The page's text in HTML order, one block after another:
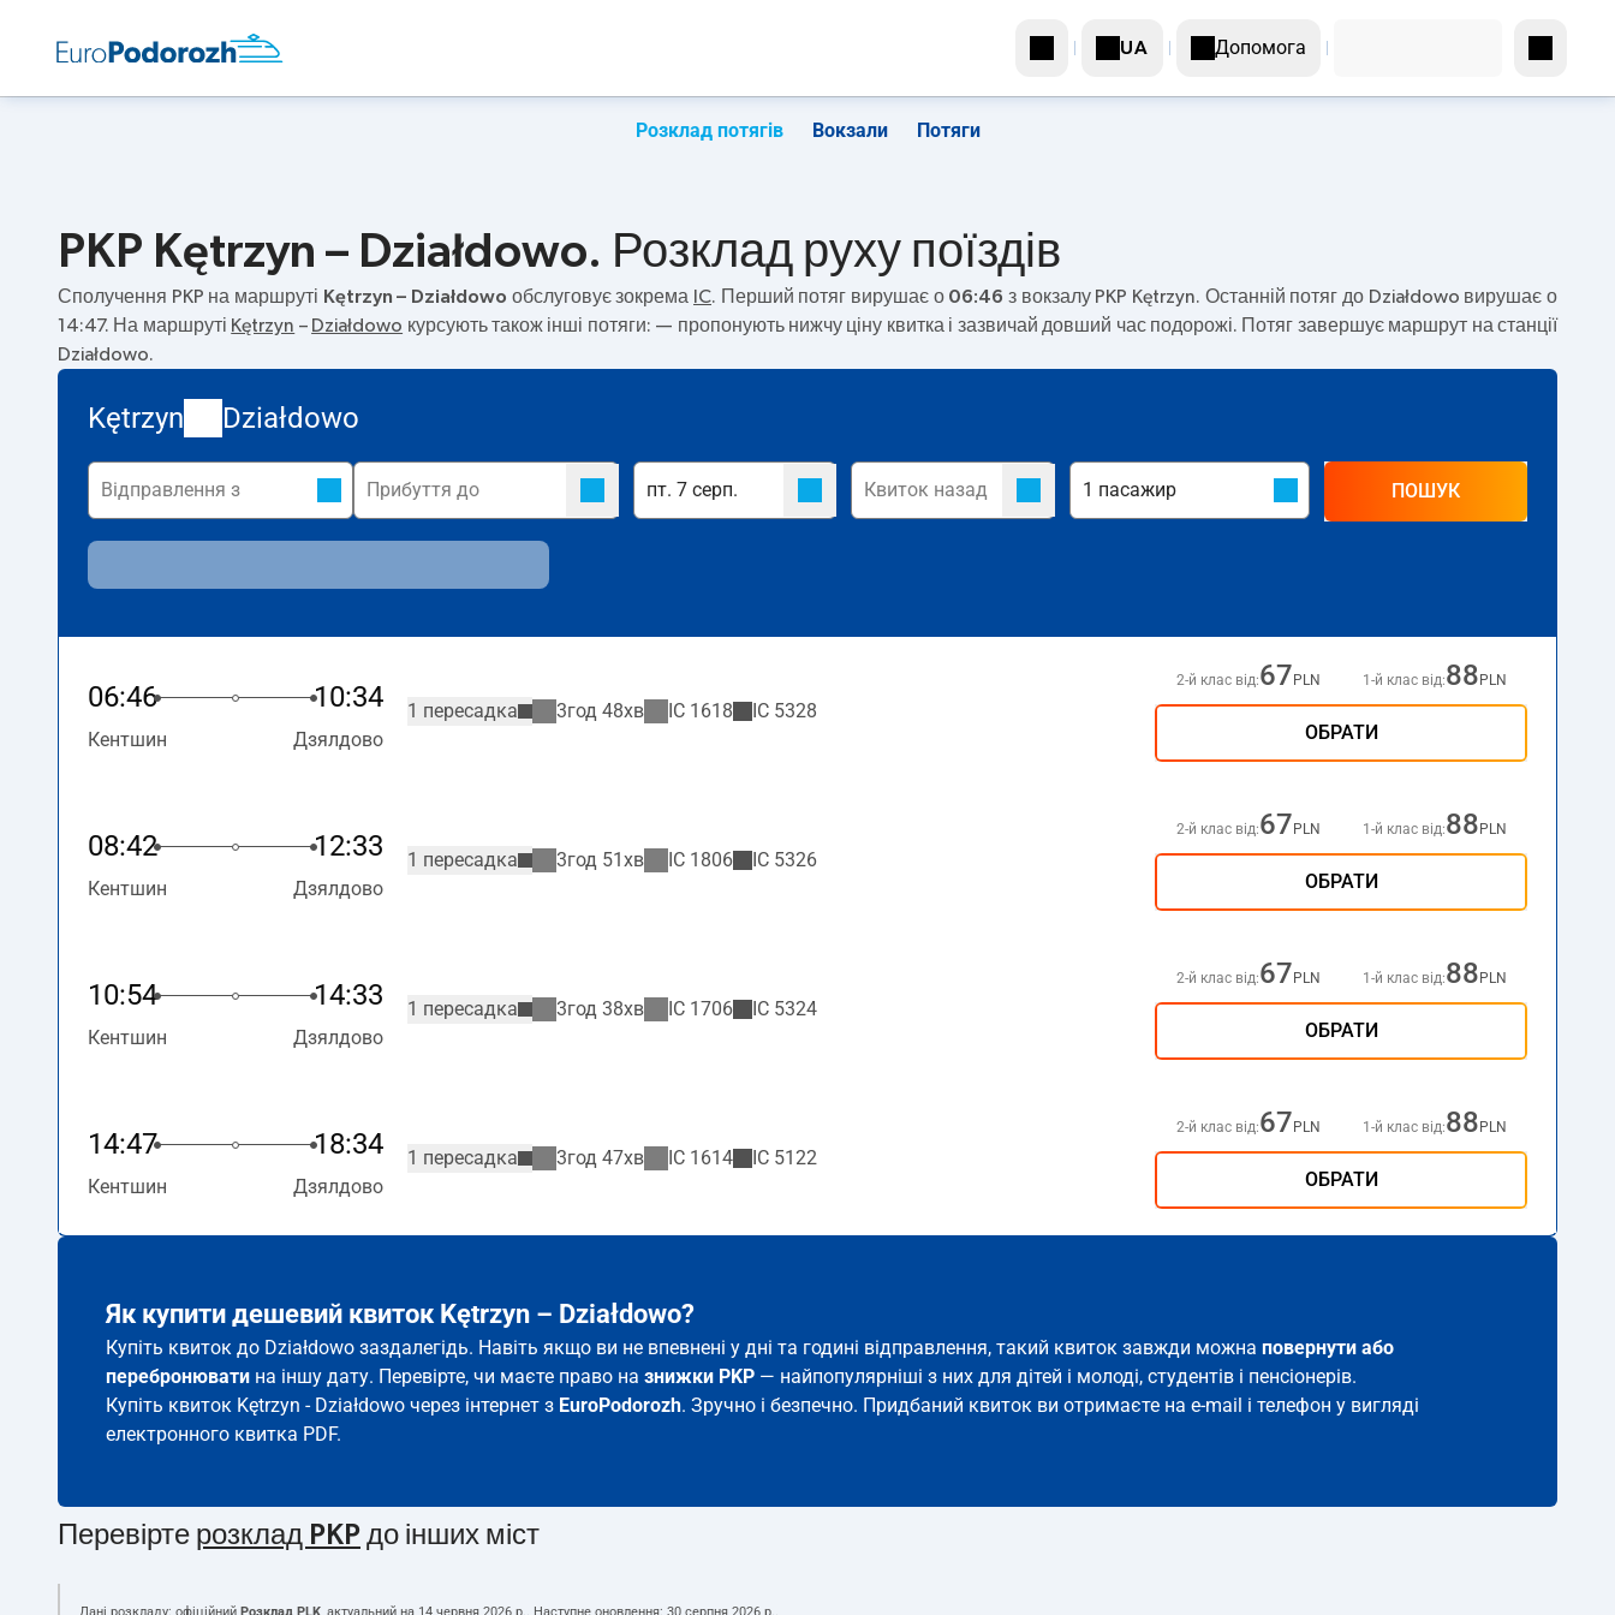
UA Допомога
Розклад потягів Вокзали Потяги
PKP Kętrzyn – Działdowo. Розклад руху поїздів
Сполучення PKP на маршруті Kętrzyn – Działdowo обслуговує зокрема IC. Перший потяг вирушає о 06:46 з вокзалу PKP Kętrzyn. Останній потяг до Działdowo вирушає о
14:47. На маршруті Kętrzyn – Działdowo курсують також інші потяги: — пропонують нижчу ціну квитка і зазвичай довший час подорожі. Потяг завершує маршрут на станції
Działdowo.
Kętrzyn Działdowo
ПОШУК
06:46 10:34
Кентшин Дзялдово
1 пересадка 3год 48хв IC 1618 IC 5328
2-й клас від:67 PLN 1-й клас від:88 PLN
ОБРАТИ
08:42 12:33
Кентшин Дзялдово
1 пересадка 3год 51хв IC 1806 IC 5326
2-й клас від:67 PLN 1-й клас від:88 PLN
ОБРАТИ
10:54 14:33
Кентшин Дзялдово
1 пересадка 3год 38хв IC 1706 IC 5324
2-й клас від:67 PLN 1-й клас від:88 PLN
ОБРАТИ
14:47 18:34
Кентшин Дзялдово
1 пересадка 3год 47хв IC 1614 IC 5122
2-й клас від:67 PLN 1-й клас від:88 PLN
ОБРАТИ
Як купити дешевий квиток Kętrzyn – Działdowo?
Купіть квиток до Działdowo заздалегідь. Навіть якщо ви не впевнені у дні та годині відправлення, такий квиток завжди можна повернути або
перебронювати на іншу дату. Перевірте, чи маєте право на знижки PKP — найпопулярніші з них для дітей і молоді, студентів і пенсіонерів.
Купіть квиток Kętrzyn - Działdowo через інтернет з EuroPodorozh. Зручно і безпечно. Придбаний квиток ви отримаєте на e-mail і телефон у вигляді
електронного квитка PDF.
Перевірте розклад PKP до інших міст